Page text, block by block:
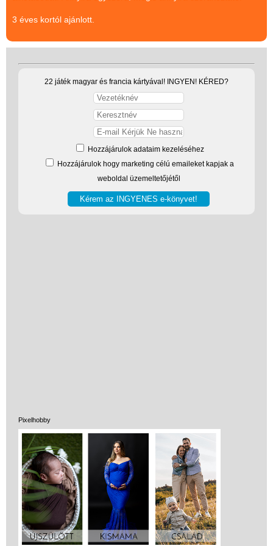
3 éves kortól ajánlott.
22 játék magyar és francia kártyával! INGYEN! KÉRED?
Hozzájárulok adataim kezeléséhez
Hozzájárulok hogy marketing célú emaileket kapjak a
weboldal üzemeltetőjétől
Pixelhobby
Tudományos játék
Ügyességi játékok
CSAK NÁLUNK - Egyedi
Szállítási költség 1490 Ft-tól,
de akár INGYEN!
1-3 munkanapos kiszállítás
5%-os törzsvásárlói
kedvezmény